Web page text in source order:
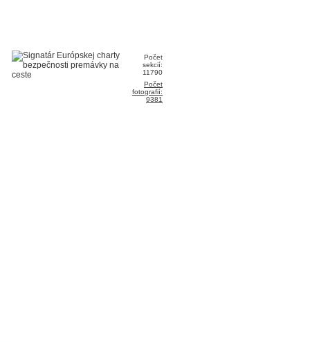
Počet
sekcií:
11790
Počet
fotografií:
9381